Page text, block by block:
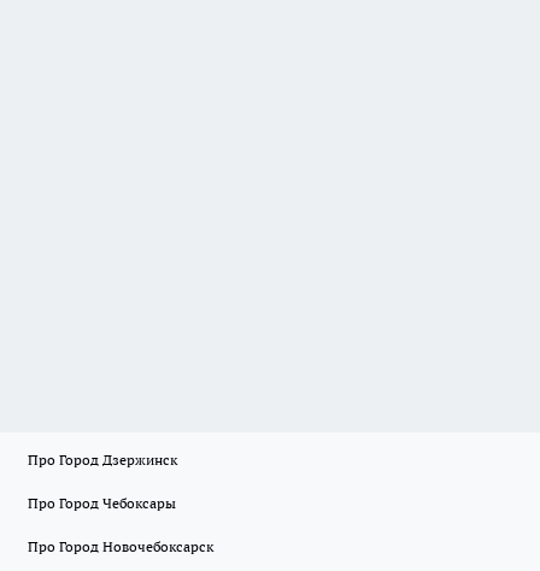
Про Город Дзержинск
Про Город Чебоксары
Про Город Новочебоксарск